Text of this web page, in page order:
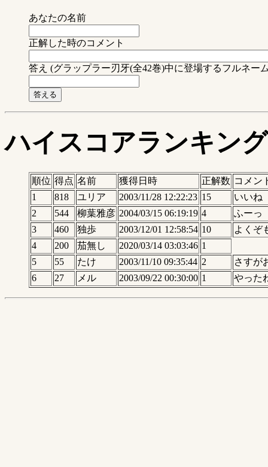
あなたの名前
正解した時のコメント
答え (グラップラー刃牙(全42巻)中に登場するフルネー
ハイスコアランキング
順位 得点 名前 獲得日時 正解数 コメン
1
818 ユリア 2003/11/28 12:22:23 15
いいね
2
544 柳葉雅彦 2004/03/15 06:19:19 4
ふーっ
3
460 独歩 2003/12/01 12:58:54 10
よくぞ
4
200 茄無し 2020/03/14 03:03:46 1
5
55 たけ 2003/11/10 09:35:44 2
さすが
6
27 メル 2003/09/22 00:30:00 1 やった